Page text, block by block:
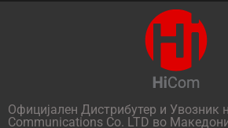
Официјален Дистрибутер и Увозник
Communications Co. LTD во